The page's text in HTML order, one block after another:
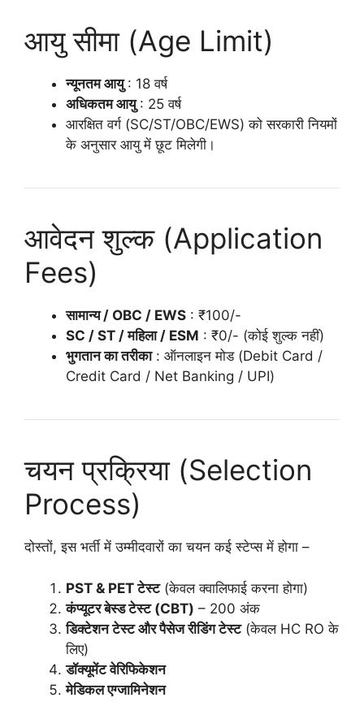
आयु सीमा (Age Limit)
न्यूनतम आयु: 18 वर्ष
अधिकतम आयु: 25 वर्ष
आरक्षित वर्ग (SC/ST/OBC/EWS) को सरकारी नियमों
के अनुसार आयु में छूट मिलेगी।
आवेदन शुल्क (Application
Fees)
सामान्य / OBC / EWS : ₹100/-
SC / ST / महिला / ESM : ₹0/- (कोई शुल्क नहीं)
भुगतान का तरीका: ऑनलाइन मोड (Debit Card /
Credit Card / Net Banking / UPI)
चयन प्रक्रिया (Selection
Process)
दोस्तों, इस भर्ती में उम्मीदवारों का चयन कई स्टेप्स में होगा –
PST & PET टेस्ट(केवल क्वालिफाई करना होगा)
कंप्यूटर बेस्ड टेस्ट (CBT) – 200 अंक
डिक्टेशन टेस्ट और पैसेज रीडिंग टेस्ट(केवल HC RO के
लिए)
डॉक्यूमेंट वेरिफिकेशन
मेडिकल एग्जामिनेशन